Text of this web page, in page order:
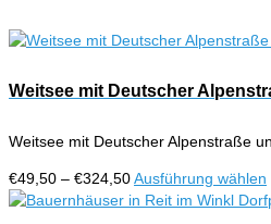
Weitsee mit Deutscher
Weitsee mit Deutscher Alpenstraße
€49,50 – €324,50Preisspanne:
€49,50
Ausführung wählen